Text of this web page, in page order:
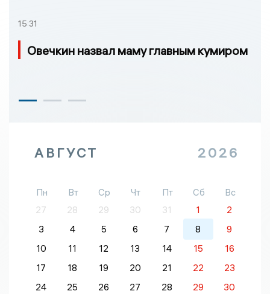
15:31
Овечкин назвал маму главным кумиром
АВГУСТ 2026
Пн Вт Ср Чт Пт Сб
Вс
27
28 29 30 31 1
2
3
4 5 6 7 8
9
10
11 12 13 14 15
16
17
18 19 20 21 22
23
24
25 26 27 28 29
30